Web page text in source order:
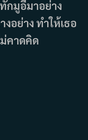
กมูอีมาอย่าง
อย่าง ทำให้เธอ
คาดคิด